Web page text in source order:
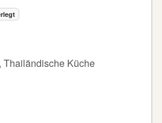
Thailändische Küche